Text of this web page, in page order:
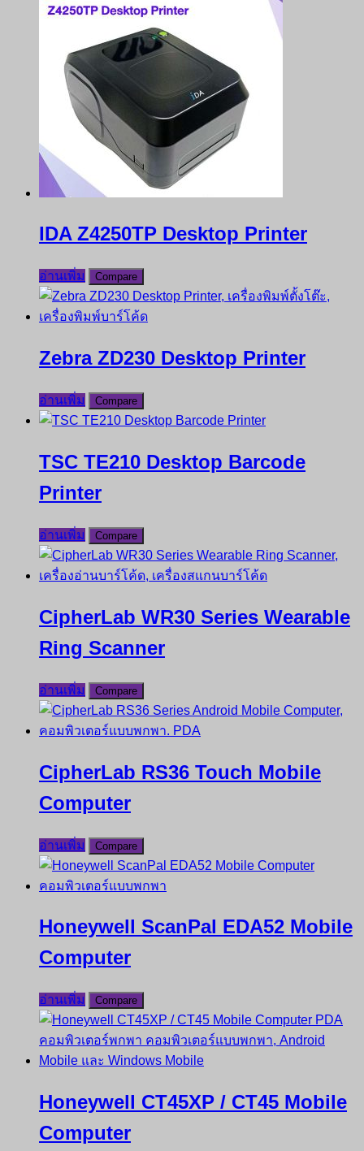
IDA Z4250TP Desktop Printer
อ่านเพิ่ม Compare
Zebra ZD230 Desktop Printer
อ่านเพิ่ม Compare
TSC TE210 Desktop Barcode
Printer
อ่านเพิ่ม Compare
CipherLab WR30 Series Wearable
Ring Scanner
อ่านเพิ่ม Compare
CipherLab RS36 Touch Mobile
Computer
อ่านเพิ่ม Compare
Honeywell ScanPal EDA52 Mobile
Computer
อ่านเพิ่ม Compare
Honeywell CT45XP / CT45 Mobile
Computer